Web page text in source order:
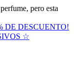
pero esta
DE DESCUENTO!
☆